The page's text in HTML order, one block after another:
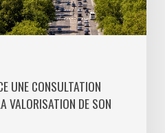
UNE CONSULTATION
VALORISATION DE SON